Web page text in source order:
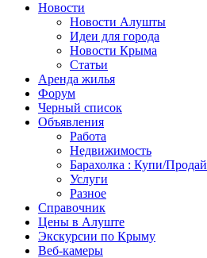
Новости
Новости Алушты
Идеи для города
Новости Крыма
Статьи
Аренда жилья
Форум
Черный список
Объявления
Работа
Недвижимость
Барахолка : Купи/Продай
Услуги
Разное
Справочник
Цены в Алуште
Экскурсии по Крыму
Веб-камеры